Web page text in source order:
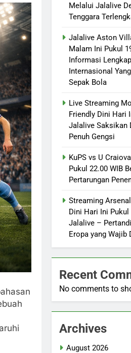
Melalui Jalalive
Tenggara
Jalalive Aston
Malam Ini Pukul
Informasi
Internasional
Sepak Bola
Live Streaming
Friendly Dini Hari
Jalalive Saksikan
Penuh Gengsi
KuPS vs U
Pukul 22.00 WIB
Pertarungan
Streaming
Dini Hari Ini
Jalalive –
Eropa yang Wajib
Recent
No comments to
Archives
August 2026